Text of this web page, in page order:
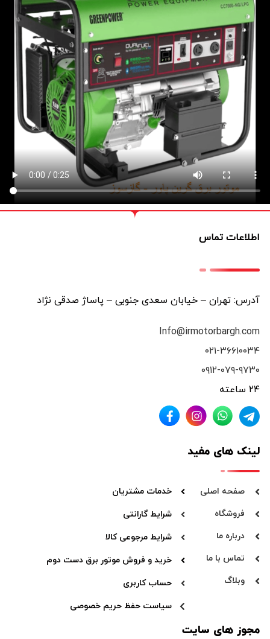
اطلاعات تماس
آدرس: تهران – خیابان سعدی جنوبی – پاساژ صدقی نژاد
Info@irmotorbargh.com
۰۲۱-۳۶۶۱۰۰۳۴
۰۹۱۲-۰۷۹-۹۷۳۰
۲۴ ساعته
لینک های مفید
صفحه اصلی
فروشگاه
درباره ما
تماس با ما
وبلاگ
خدمات مشتریان
شرایط گارانتی
شرایط مرجوعی کالا
خرید و فروش موتور برق دست دوم
حساب کاربری
سیاست حفظ حریم خصوصی
مجوز های سایت